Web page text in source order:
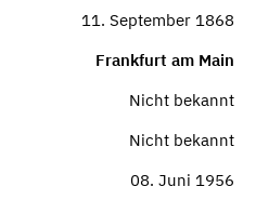
11. September 1868
Frankfurt am Main
Nicht bekannt
Nicht bekannt
08. Juni 1956